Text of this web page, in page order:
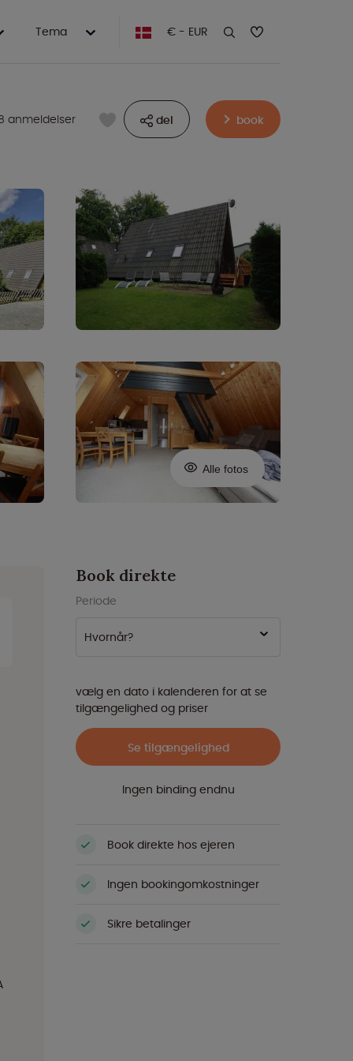
Tema € - EUR
anmeldelser del book
Alle fotos
Book direkte
Periode
Hvornår?
vælg en dato i kalenderen for at se
tilgængelighed og priser
Se tilgængelighed
Ingen binding endnu
Book direkte hos ejeren
Ingen bookingomkostninger
Sikre betalinger